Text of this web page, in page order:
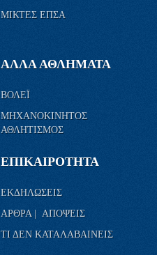
ΜΙΚΤΕΣ ΕΠΣΑ
ΑΛΛΑ ΑΘΛΗΜΑΤΑ
ΒΟΛΕΪ
ΜΗΧΑΝΟΚΙΝΗΤΟΣ
ΑΘΛΗΤΙΣΜΟΣ
ΕΠΙΚΑΙΡΟΤΗΤΑ
ΕΚΔΗΛΩΣΕΙΣ
ΑΡΘΡΑ | ΑΠΟΨΕΙΣ
ΤΙ ΔΕΝ ΚΑΤΑΛΑΒΑΙΝΕΙΣ